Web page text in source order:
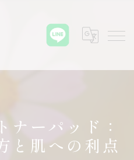
ナーパッド：
と肌への利点